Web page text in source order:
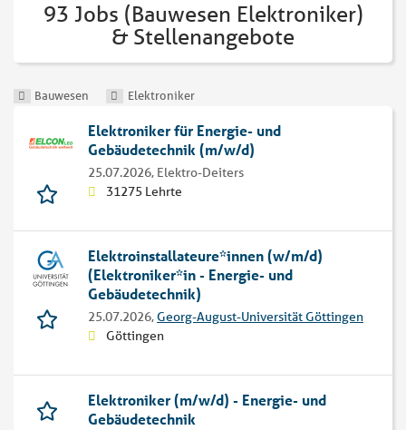
93 Jobs (Bauwesen Elektroniker)
& Stellenangebote
Bauwesen Elektroniker
Elektroniker für Energie- und
Gebäudetechnik (m/w/d)
25.07.2026, Elektro-Deiters
31275 Lehrte
Elektroinstallateure*innen (w/m/d)
(Elektroniker*in - Energie- und
Gebäudetechnik)
25.07.2026,Georg-August-Universität Göttingen
Göttingen
Elektroniker (m/w/d) - Energie- und
Gebäudetechnik